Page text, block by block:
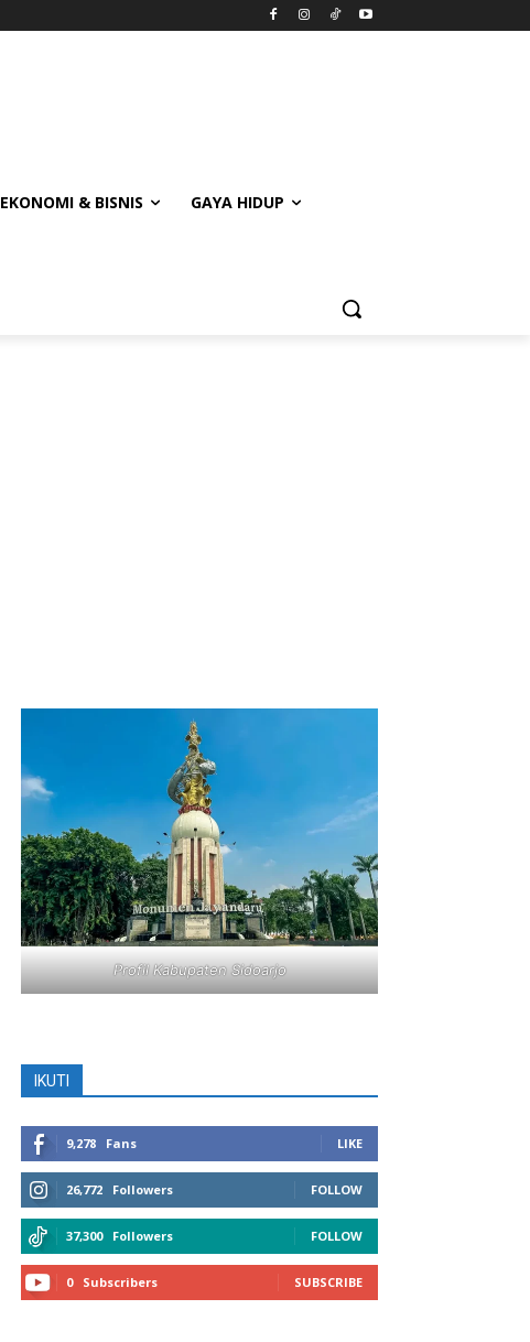
EKONOMI & BISNIS GAYA HIDUP
Profil Kabupaten Sidoarjo
IKUTI
9,278 Fans LIKE
26,772 Followers FOLLOW
37,300 Followers FOLLOW
0 Subscribers SUBSCRIBE